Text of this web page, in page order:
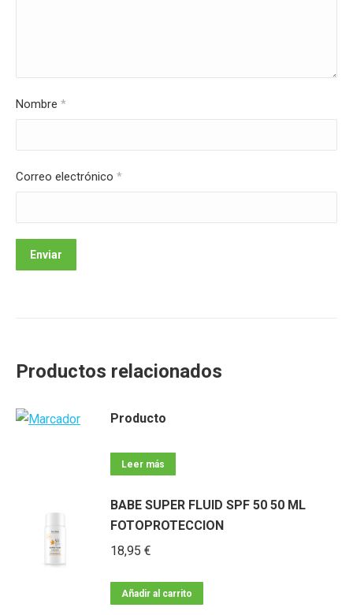
Nombre *
Correo electrónico *
Productos relacionados
Producto
Leer más
BABE SUPER FLUID SPF 50 50 ML
FOTOPROTECCION
18,95 €
Añadir al carrito